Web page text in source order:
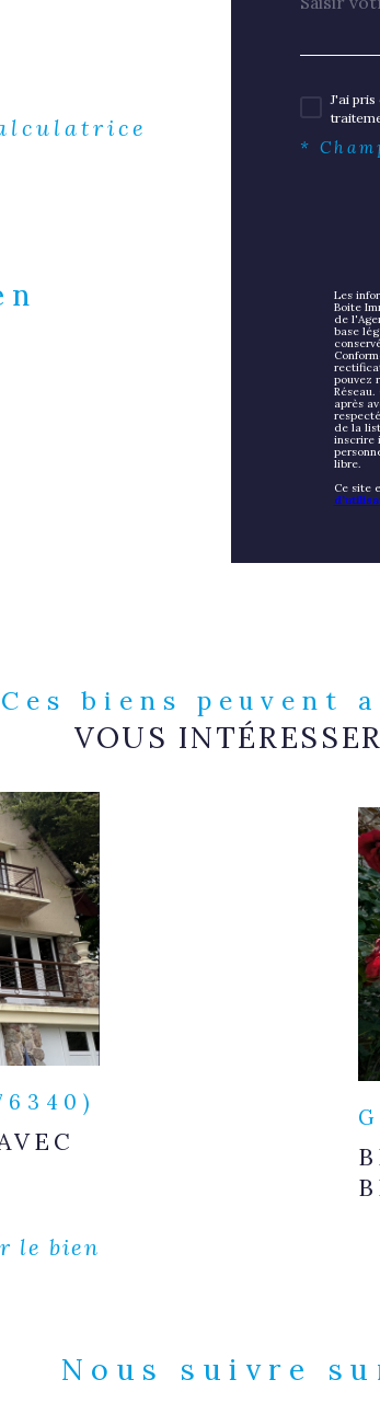
J'ai
*
Les
Boite
de
base
pouvez
après
de la
inscrire
libre.
Ce site
Ces biens peuvent
VOUS INTÉRESSER
le bien
Nous suivre